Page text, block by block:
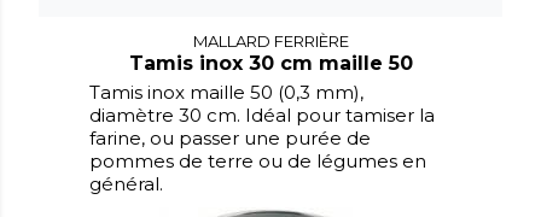
MALLARD FERRIÈRE
Tamis inox 30 cm maille 50
Tamis inox maille 50 (0,3 mm),
diamètre 30 cm. Idéal pour tamiser la
farine, ou passer une purée de
pommes de terre ou de légumes en
général.